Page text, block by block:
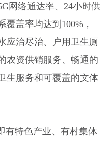
网络通达率、 24小时供
覆盖率均达到 100% ，
应治尽治、户用卫生厕
农资供销服务、畅通的
生服务和可覆盖的文体
有特色产业、有村集体